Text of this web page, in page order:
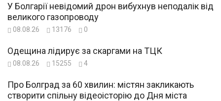
У Болгарії невідомий дрон вибухнув неподалік від
великого газопроводу
08.08.26 13176 0
Одещина лідирує за скаргами на ТЦК
08.08.26 15255 4
Про Болград за 60 хвилин: містян закликають
створити спільну відеоісторію до Дня міста